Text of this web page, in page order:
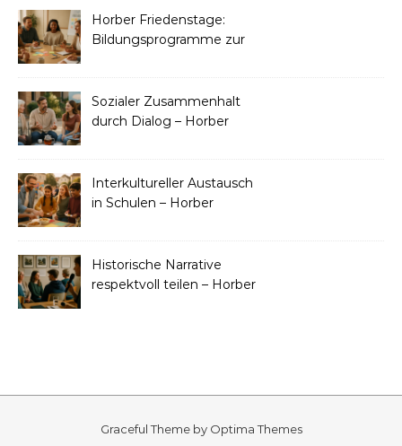
Horber Friedenstage:
Bildungsprogramme zur
Sozialer Zusammenhalt
durch Dialog – Horber
Interkultureller Austausch
in Schulen – Horber
Historische Narrative
respektvoll teilen – Horber
Graceful Theme by Optima Themes